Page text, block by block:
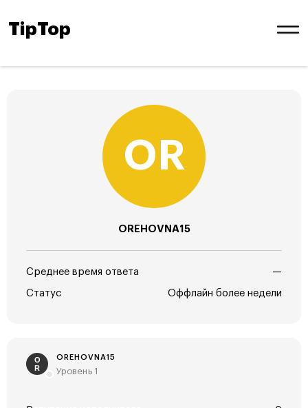
TipTop
OREHOVNA15
Среднее время ответа —
Статус Оффлайн более недели
O
R
OREHOVNA15
Уровень 1